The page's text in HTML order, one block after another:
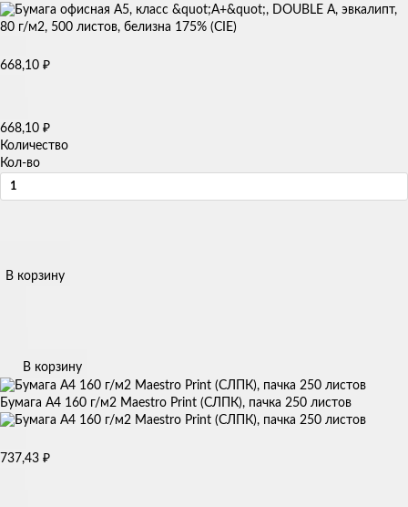
668,10 ₽
668,10 ₽
Количество
Кол-во
В корзину
В корзину
Бумага А4 160 г/м2 Maestro Print (СЛПК), пачка 250 листов
737,43 ₽